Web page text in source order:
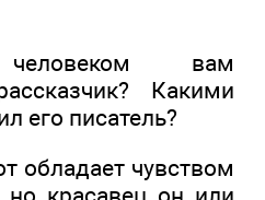
вам
Какими
его писатель?
обладает чувством